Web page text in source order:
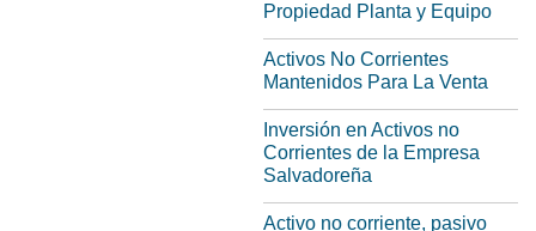
Propiedad Planta y Equipo
Activos No Corrientes
Mantenidos Para La Venta
Inversión en Activos no
Corrientes de la Empresa
Salvadoreña
Activo no corriente, pasivo